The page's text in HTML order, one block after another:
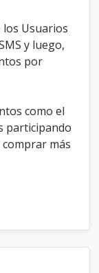
los Usuarios
y luego,
por
como el
participando
más